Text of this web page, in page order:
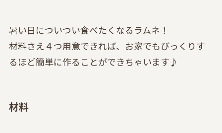
暑い日についつい食べたくなるラムネ！
材料さえ４つ用意できれば、お家でもびっくりす
るほど簡単に作ることができちゃいます♪
材料